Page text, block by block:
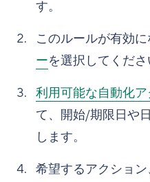
す。
このルールが有効
ーを選択してくださ
利用可能な自動化
て、開始/期限日や
します。
希望するアクショ